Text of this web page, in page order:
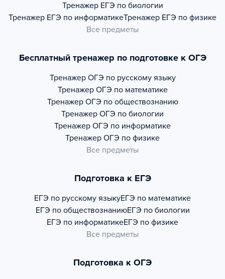
Тренажер ЕГЭ по биологии
Тренажер ЕГЭ по информатикеТренажер ЕГЭ по физике
Все предметы
Бесплатный тренажер по подготовке к ОГЭ
Тренажер ОГЭ по русскому языку
Тренажер ОГЭ по математике
Тренажер ОГЭ по обществознанию
Тренажер ОГЭ по биологии
Тренажер ОГЭ по информатике
Тренажер ОГЭ по физике
Все предметы
Подготовка к ЕГЭ
ЕГЭ по русскому языкуЕГЭ по математике
ЕГЭ по обществознаниюЕГЭ по биологии
ЕГЭ по информатикеЕГЭ по физике
Все предметы
Подготовка к ОГЭ